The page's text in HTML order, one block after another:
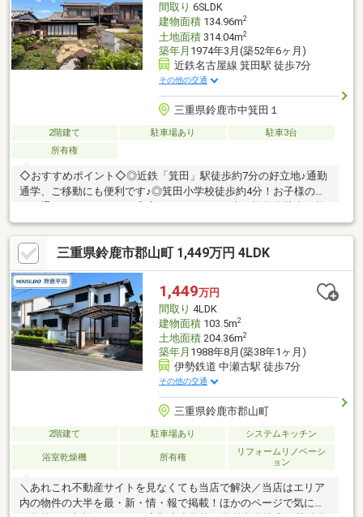
間取り 6SLDK
建物面積134.96m2
土地面積314.04m2
築年月 1974年3月(築52年6ヶ月)
近鉄名古屋線 箕田駅 徒歩7分
その他の交通
三重県鈴鹿市中箕田１
2階建て 駐車場あり
駐車3台
所有権
◇おすすめポイント◇◎近鉄「箕田」駅徒歩約7分の好立地♪通勤
通学、ご移動にも便利です♪◎箕田小学校徒歩約4分！お子様の足
です！◇周辺環境◇お車でのご移動が便利なエリアです！箕田小
学校徒歩約4分！・マックスバリュまで徒歩25分(約2000m)・ファ
ミリーマートまで徒歩14分(約1100m)・ウェルシアまで徒歩17分
(約1300m)・郵便局まで徒歩9分(約650m)・三十三銀行まで徒歩32
分(約2500m)
三重県鈴鹿市郡山町 1,449万円 4LDK
1,449万円
間取り 4LDK
建物面積103.5m2
土地面積204.36m2
築年月 1988年8月(築38年1ヶ月)
伊勢鉄道 中瀬古駅 徒歩7分
その他の交通
三重県鈴鹿市郡山町
2階建て 駐車場あり システムキッチン
浴室乾燥機 所有権
リフォームリノベーシ
ョン
＼あれこれ不動産サイトを見なくても当店で解決／当店はエリア
内の物件の大半を最・新・情・報で掲載！ほかのページで気にな